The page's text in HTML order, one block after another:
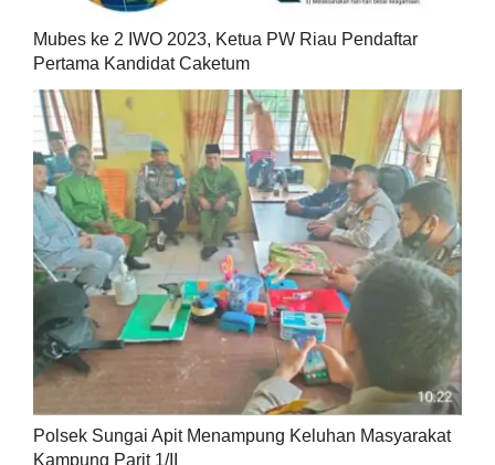
Mubes ke 2 IWO 2023, Ketua PW Riau Pendaftar
Pertama Kandidat Caketum
Polsek Sungai Apit Menampung Keluhan Masyarakat
Kampung Parit 1/II